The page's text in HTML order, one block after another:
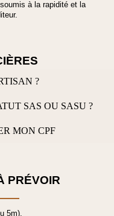
à la rapidité et la
?
SAS OU SASU ?
MON CPF
PRÉVOIR
5m),